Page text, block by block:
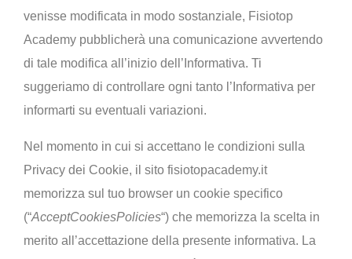
venisse modificata in modo sostanziale, Fisiotop
Academy pubblicherà una comunicazione avvertendo
di tale modifica all’inizio dell’Informativa. Ti
suggeriamo di controllare ogni tanto l’Informativa per
informarti su eventuali variazioni.
Nel momento in cui si accettano le condizioni sulla
Privacy dei Cookie, il sito fisiotopacademy.it
memorizza sul tuo browser un cookie specifico
(“AcceptCookiesPolicies“) che memorizza la scelta in
merito all’accettazione della presente informativa. La